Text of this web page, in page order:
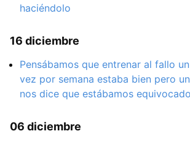
haciéndolo
16 diciembre
Pensábamos que entrenar al fallo
vez por semana estaba bien pero
nos dice que estábamos
06 diciembre